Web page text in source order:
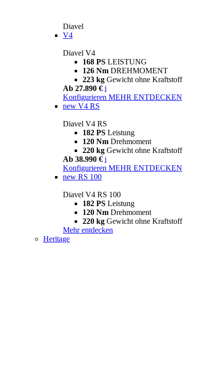
Diavel
V4
Diavel V4
168 PS LEISTUNG
126 Nm DREHMOMENT
223 kg Gewicht ohne Kraftstoff
Ab 27.890 € i
Konfigurieren MEHR ENTDECKEN
new V4 RS
Diavel V4 RS
182 PS Leistung
120 Nm Drehmoment
220 kg Gewicht ohne Kraftstoff
Ab 38.990 € i
Konfigurieren MEHR ENTDECKEN
new RS 100
Diavel V4 RS 100
182 PS Leistung
120 Nm Drehmoment
220 kg Gewicht ohne Kraftstoff
Mehr entdecken
Heritage